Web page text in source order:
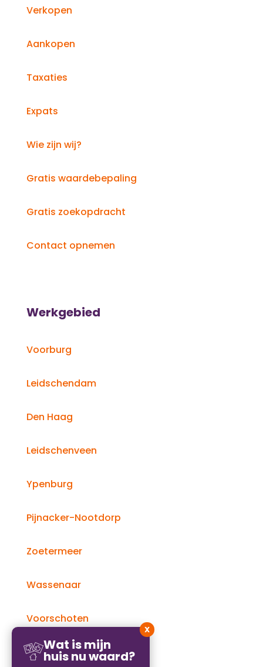
Verkopen
Aankopen
Taxaties
Expats
Wie zijn wij?
Gratis waardebepaling
Gratis zoekopdracht
Contact opnemen
Werkgebied
Voorburg
Leidschendam
Den Haag
Leidschenveen
Ypenburg
Pijnacker-Nootdorp
Zoetermeer
Wassenaar
Voorschoten
RijswijkWat is mijn
huis nu waard?
X